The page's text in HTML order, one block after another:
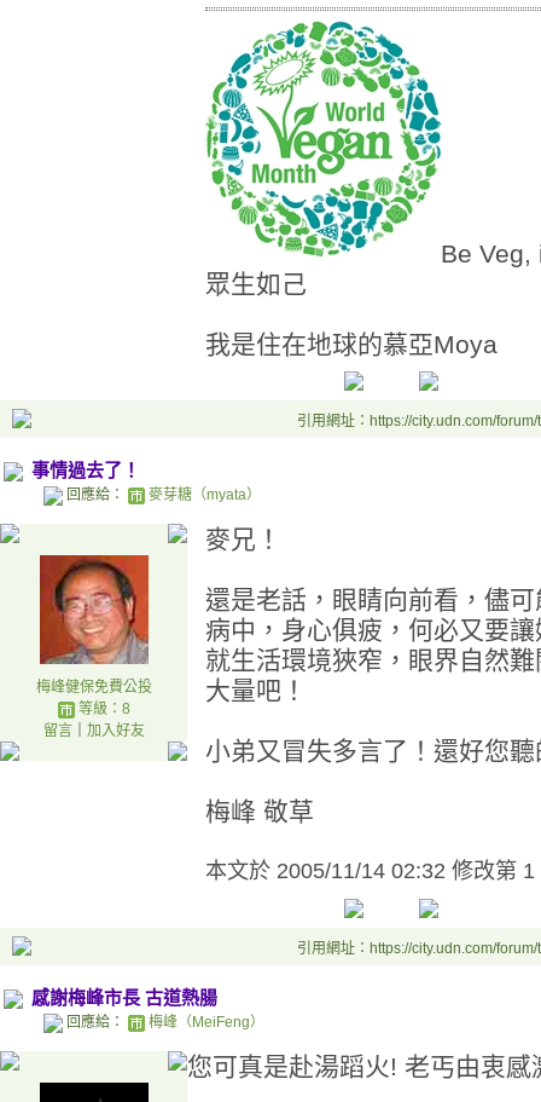
Be Veg,
眾生如己
我是住在地球的慕亞Moya
引用網址：https://city.udn.com/
事情過去了！
回應給： 麥芽糖（myata）
梅峰健保免費公投
等級：8
留言｜ 加入好友
麥兄！
還是老話，眼睛向前看，儘
病中，身心俱疲，何必又要
就生活環境狹窄，眼界自然
大量吧！
小弟又冒失多言了！還好您
梅峰 敬草
本文於 2005/11/14 02:32 修改第 1
引用網址：https://city.udn.com/
感謝梅峰市長 古道熱腸
回應給： 梅峰（MeiFeng）
您可真是赴湯蹈火! 老丐由衷感